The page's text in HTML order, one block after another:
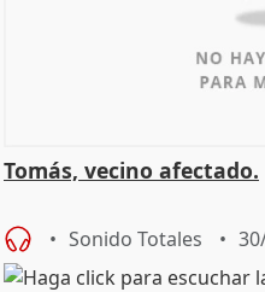
Tomás, vecino afectado.
Sonido Totales